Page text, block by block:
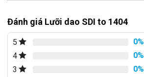
Đánh giá Lưỡi dao SDI to 1404
5 0%
4
0%
3
0%